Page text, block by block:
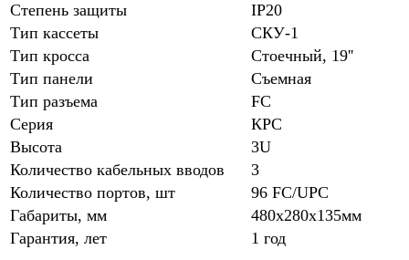
Степень защиты
IP20
Тип кассеты
СКУ-1
Тип кросса
Стоечный, 19''
Тип панели
Съемная
Тип разъема
FC
Серия
КРС
Высота
3U
Количество кабельных вводов
3
Количество портов, шт
96 FC/UPC
Габариты, мм
480х280х135мм
Гарантия, лет
1 год